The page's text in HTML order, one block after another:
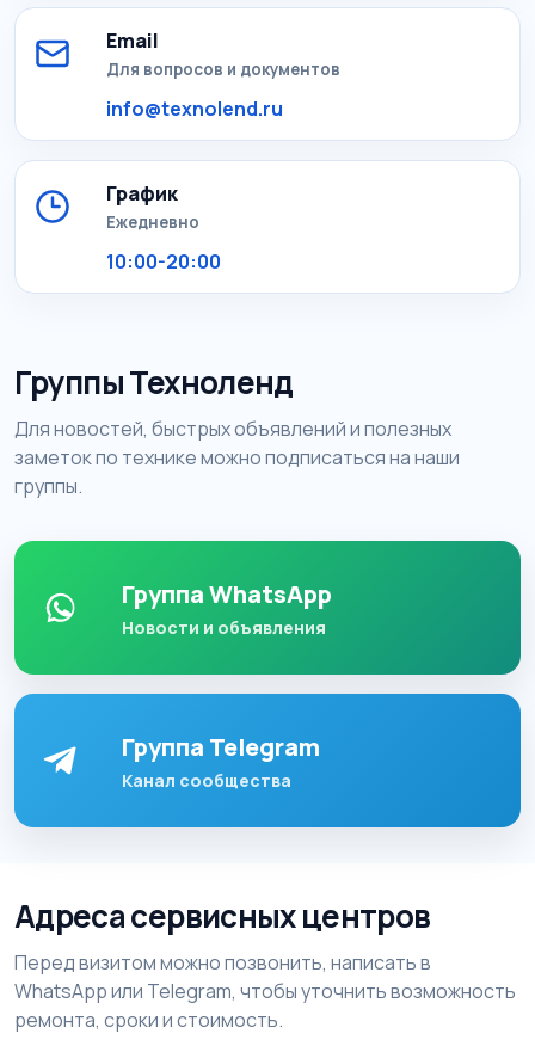
Email
Для вопросов и документов
info@texnolend.ru
График
Ежедневно
10:00-20:00
Группы Техноленд
Для новостей, быстрых объявлений и полезных
заметок по технике можно подписаться на наши
группы.
Группа WhatsApp
Новости и объявления
Группа Telegram
Канал сообщества
Адреса сервисных центров
Перед визитом можно позвонить, написать в
WhatsApp или Telegram, чтобы уточнить возможность
ремонта, сроки и стоимость.